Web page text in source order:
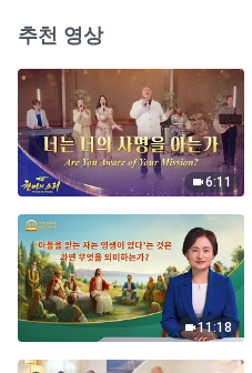
추천 영상
6:11
11:18